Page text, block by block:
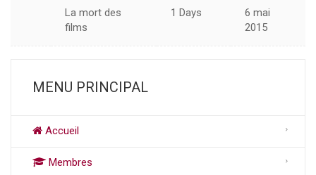
La mort des
films
1 Days
6 mai
2015
MENU PRINCIPAL
Accueil
Membres